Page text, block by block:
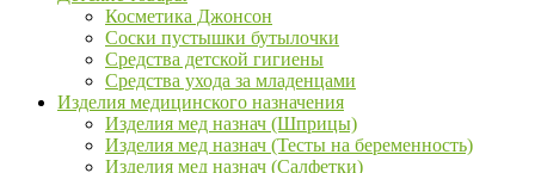
Косметика Джонсон
Соски пустышки бутылочки
Средства детской гигиены
Средства ухода за младенцами
Изделия медицинского назначения
Изделия мед назнач (Шприцы)
Изделия мед назнач (Тесты на беременность)
Изделия мед назнач (Салфетки)